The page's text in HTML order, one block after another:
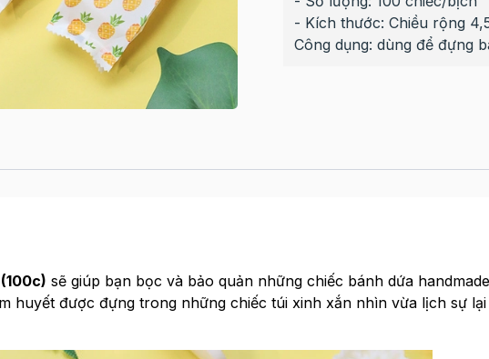
- Kích thước: Chiều rộng
Công dụng: dùng để đựng
sẽ giúp bạn bọc và bảo quản những chiếc bánh dứa handmade
huyết được đựng trong những chiếc túi xinh xắn nhìn vừa lịch sự lại